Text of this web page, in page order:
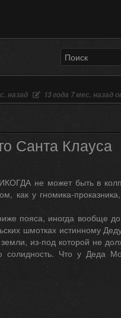
назад 13 года 7 мес. назад
Санта Клауса
не может быть в
как у гномика-
пояса, иногда вообще
шмотках истинному
из-под которой не
солидность. Что у Деда